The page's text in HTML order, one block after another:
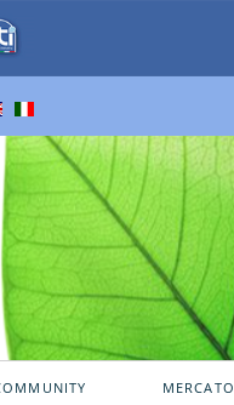
MERCATO